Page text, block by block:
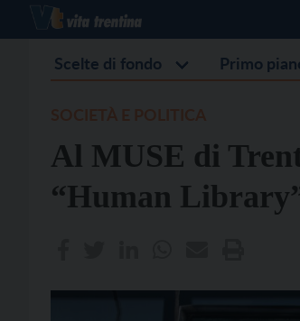
Scelte di fondo Primo
Al MUSE di
“Human